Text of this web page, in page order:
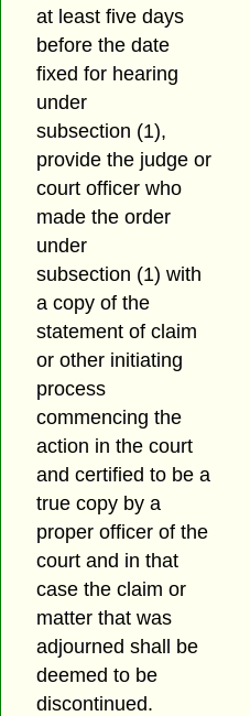
at least five days
before the date
fixed for hearing
under
subsection (1),
provide the judge or
court officer who
made the order
under
subsection (1) with
a copy of the
statement of claim
or other initiating
process
commencing the
action in the court
and certified to be a
true copy by a
proper officer of the
court and in that
case the claim or
matter that was
adjourned shall be
deemed to be
discontinued.